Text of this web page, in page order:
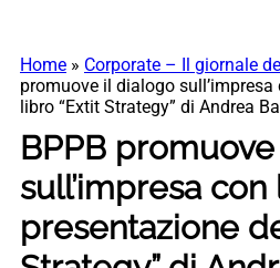
Home » Corporate – Il giornale
promuove il dialogo sull’impresa
libro “Extit Strategy” di Andrea
BPPB
sull’impresa con
presentazione